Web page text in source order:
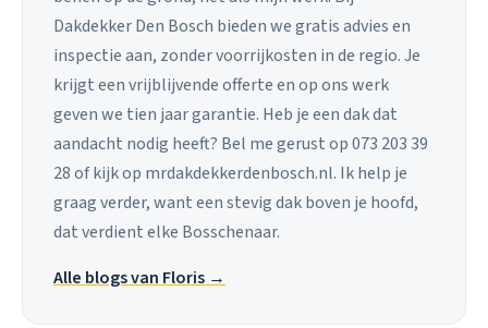
Dakdekker Den Bosch bieden we gratis advies en
inspectie aan, zonder voorrijkosten in de regio. Je
krijgt een vrijblijvende offerte en op ons werk
geven we tien jaar garantie. Heb je een dak dat
aandacht nodig heeft? Bel me gerust op 073 203 39
28 of kijk op mrdakdekkerdenbosch.nl. Ik help je
graag verder, want een stevig dak boven je hoofd,
dat verdient elke Bosschenaar.
Alle blogs van Floris →